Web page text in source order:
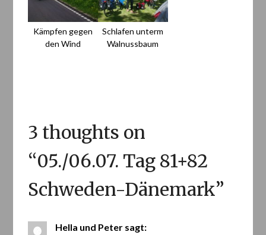
Kämpfen gegen
den Wind
Schlafen unterm
Walnussbaum
3 thoughts on
“05./06.07. Tag 81+82
Schweden-Dänemark”
Hella und Peter sagt: